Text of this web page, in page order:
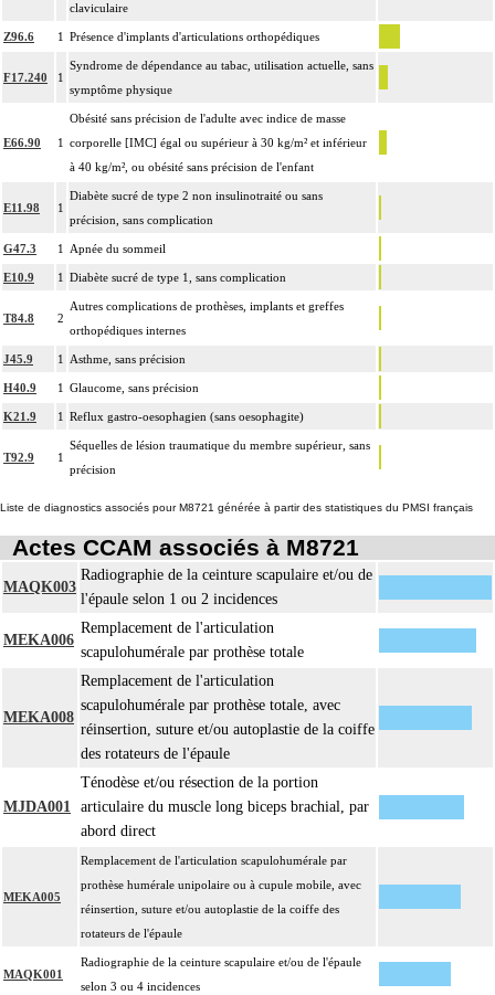
claviculaire
Z96.6 1 Présence d'implants d'articulations orthopédiques
F17.240 1
Syndrome de dépendance au tabac, utilisation actuelle, sans
symptôme physique
E66.90 1
Obésité sans précision de l'adulte avec indice de masse
corporelle [IMC] égal ou supérieur à 30 kg/m² et inférieur
à 40 kg/m², ou obésité sans précision de l'enfant
E11.98 1
Diabète sucré de type 2 non insulinotraité ou sans
précision, sans complication
G47.3 1 Apnée du sommeil
E10.9 1 Diabète sucré de type 1, sans complication
T84.8 2
Autres complications de prothèses, implants et greffes
orthopédiques internes
J45.9 1 Asthme, sans précision
H40.9 1 Glaucome, sans précision
K21.9 1 Reflux gastro-oesophagien (sans oesophagite)
T92.9 1
Séquelles de lésion traumatique du membre supérieur, sans
précision
Liste de diagnostics associés pour M8721 générée à partir des statistiques du PMSI français
Actes CCAM associés à M8721
MAQK003
Radiographie de la ceinture scapulaire et/ou de
l'épaule selon 1 ou 2 incidences
MEKA006
Remplacement de l'articulation
scapulohumérale par prothèse totale
MEKA008
Remplacement de l'articulation
scapulohumérale par prothèse totale, avec
réinsertion, suture et/ou autoplastie de la coiffe
des rotateurs de l'épaule
MJDA001
Ténodèse et/ou résection de la portion
articulaire du muscle long biceps brachial, par
abord direct
MEKA005
Remplacement de l'articulation scapulohumérale par
prothèse humérale unipolaire ou à cupule mobile, avec
réinsertion, suture et/ou autoplastie de la coiffe des
rotateurs de l'épaule
MAQK001
Radiographie de la ceinture scapulaire et/ou de l'épaule
selon 3 ou 4 incidences